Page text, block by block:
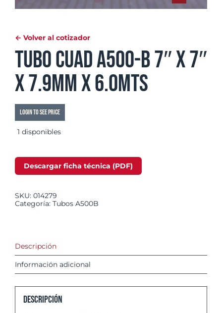
← Volver al cotizador
Tubo Cuad A500-B 7″ x 7″
x 7.9mm x 6.0mts
Login to see price
1 disponibles
Descargar ficha técnica (PDF)
SKU: 014279
Categoría: Tubos A500B
Descripción
Información adicional
Descripción